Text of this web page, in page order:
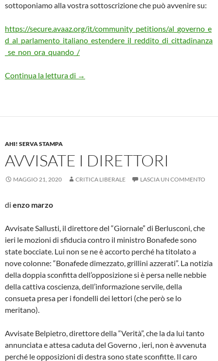
sottoponiamo alla vostra sottoscrizione che può avvenire su:
https://secure.avaaz.org/it/community_petitions/al_governo_e
d_al_parlamento_italiano_estendere_il_reddito_di_cittadinanza
_se_non_ora_quando_/
Continua la lettura di ESTENDERE IL REDDITO DI
→
AHI! SERVA STAMPA
AVVISATE I DIRETTORI
MAGGIO 21, 2020 CRITICA LIBERALE LASCIA UN COMMENTO
di enzo marzo
Avvisate Sallusti, il direttore del “Giornale” di Berlusconi, che
ieri le mozioni di sfiducia contro il ministro Bonafede sono
state bocciate. Lui non se ne è accorto perché ha titolato a
nove colonne: “Bonafede dimezzato, grillini azzerati”. La notizia
della doppia sconfitta dell’opposizione si è persa nelle nebbie
della cattiva coscienza, dell’informazione servile, della
consueta presa per i fondelli dei lettori (che però se lo
meritano).
Avvisate Belpietro, direttore della “Verità”, che la da lui tanto
annunciata e attesa caduta del Governo , ieri, non è avvenuta
perché le opposizioni di destra sono state sconfitte. Il caro